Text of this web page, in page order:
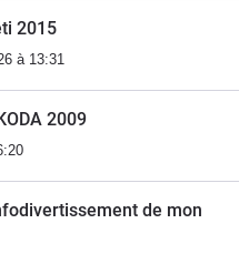
2015
à 13:31
2009
de mon